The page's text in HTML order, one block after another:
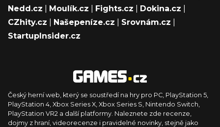
Nedd.cz
Moulík.cz Fights.cz Dokina.cz
CZhity.cz
Našepeníze.cz Srovnám.cz
StartupInsider.cz
Český herní web, který se soustředí na hry pro PC, PlayStation 5,
PlayStation 4, Xbox Series X, Xbox Series S, Nintendo Switch,
PlayStation VR2 a další platformy. Naleznete zde recenze,
dojmy z hraní, videorecenze i pravidelné novinky, stejně jako